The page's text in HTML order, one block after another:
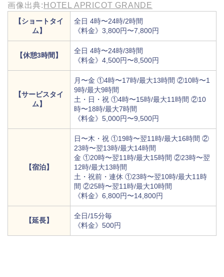
画像出典: HOTEL APRICOT GRANDE
【ショートタイ
ム】
全日 4時〜24時/2時間
《料金》3,800円〜7,800円
【休憩3時間】
全日 4時〜24時/3時間
《料金》4,500円〜8,500円
【サービスタイ
ム】
月〜金 ①4時〜17時/最大13時間 ②10時〜1
9時/最大9時間
土・日・祝 ①4時〜15時/最大11時間 ②10
時〜18時/最大7時間
《料金》5,000円〜9,500円
【宿泊】
日〜木・祝 ①19時〜翌11時/最大16時間 ②
23時〜翌13時/最大14時間
金 ①20時〜翌11時/最大15時間 ②23時〜翌
12時/最大13時間
土・祝前・連休 ①23時〜翌10時/最大11時
間 ②25時〜翌11時/最大10時間
《料金》6,800円〜14,800円
【延長】
全日/15分毎
《料金》500円